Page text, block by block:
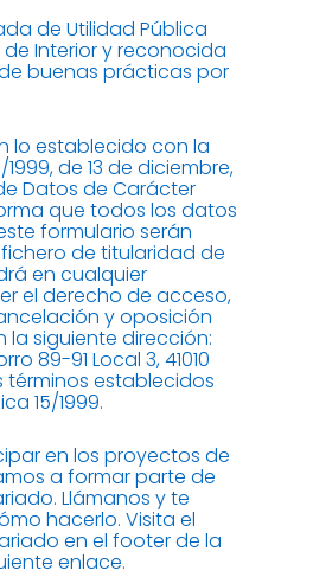
de Utilidad Pública
de Interior y reconocida
buenas prácticas por
lo establecido con la
de 13 de diciembre,
Datos de Carácter
que todos los datos
formulario serán
de titularidad de
en cualquier
el derecho de acceso,
y oposición
la siguiente dirección:
89-91 Local 3, 41010
términos establecidos
15/1999.
en los proyectos de
a formar parte de
Llámanos y te
hacerlo. Visita el
en el footer de la
enlace.